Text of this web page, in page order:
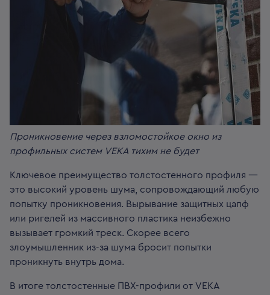
Проникновение через взломостойкое окно из
профильных систем VEKA тихим не будет
Ключевое преимущество толстостенного профиля —
это высокий уровень шума, сопровождающий любую
попытку проникновения. Вырывание защитных цапф
или ригелей из массивного пластика неизбежно
вызывает громкий треск. Скорее всего
злоумышленник из-за шума бросит попытки
проникнуть внутрь дома.
В итоге толстостенные ПВХ-профили от VEKA